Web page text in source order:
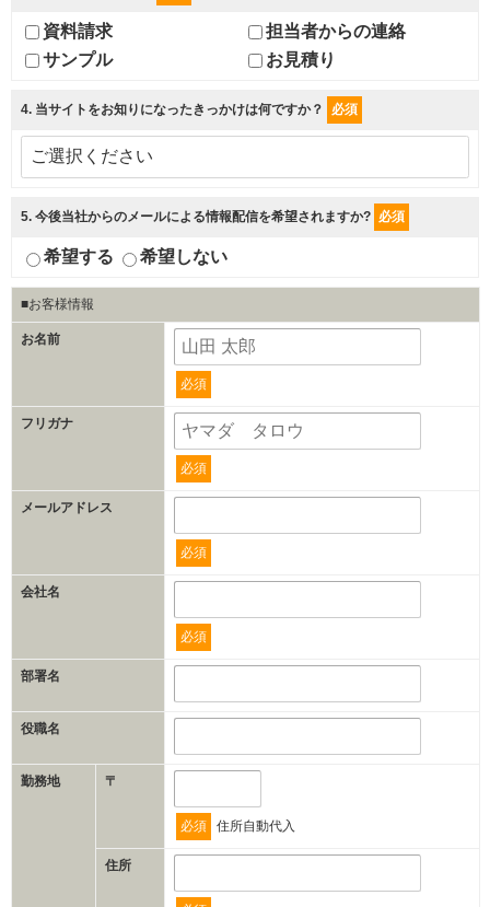
資料請求
担当者からの連絡
サンプル
お見積り
4. 当サイトをお知りになったきっかけは何ですか？ 必須
5. 今後当社からのメールによる情報配信を希望されますか? 必須
希望する 希望しない
■お客様情報
お名前
必須
フリガナ
必須
メールアドレス
必須
会社名
必須
部署名
役職名
勤務地 〒
必須 住所自動代入
住所